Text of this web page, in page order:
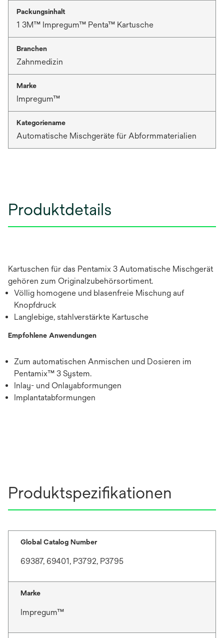
Packungsinhalt
1 3M™ Impregum™ Penta™ Kartusche
Branchen
Zahnmedizin
Marke
Impregum™
Kategoriename
Automatische Mischgeräte für Abformmaterialien
Produktdetails
Kartuschen für das Pentamix 3 Automatische Mischgerät
gehören zum Originalzubehörsortiment.
Völlig homogene und blasenfreie Mischung auf
Knopfdruck
Langlebige, stahlverstärkte Kartusche
Empfohlene Anwendungen
Zum automatischen Anmischen und Dosieren im
Pentamix™ 3 System.
Inlay- und Onlayabformungen
Implantatabformungen
Produktspezifikationen
Global Catalog Number
69387, 69401, P3792, P3795
Marke
Impregum™